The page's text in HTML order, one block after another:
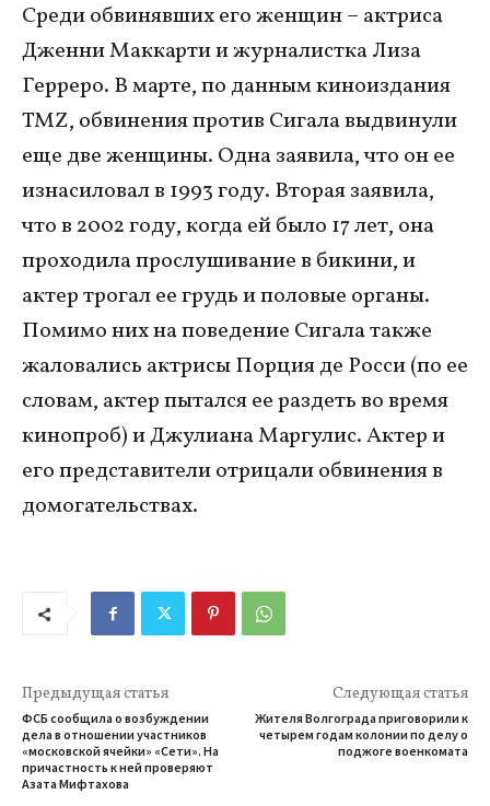
Среди обвинявших его женщин ​– актриса
Дженни Маккарти и журналистка Лиза
Герреро. В марте, по данным киноиздания
TMZ, обвинения против Сигала выдвинули
еще две женщины. Одна заявила, что он ее
изнасиловал в 1993 году. Вторая заявила,
что в 2002 году, когда ей было 17 лет, она
проходила прослушивание в бикини, и
актер трогал ее грудь и половые органы.
Помимо них на поведение Сигала также
жаловались актрисы Порция де Росси (по ее
словам, актер пытался ее раздеть во время
кинопроб) и Джулиана Маргулис. Актер и
его представители отрицали обвинения в
домогательствах.
Предыдущая статья
ФСБ сообщила о возбуждении
дела в отношении участников
«московской ячейки» «Сети». На
причастность к ней проверяют
Азата Мифтахова
Следующая статья
Жителя Волгограда приговорили к
четырем годам колонии по делу о
поджоге военкомата